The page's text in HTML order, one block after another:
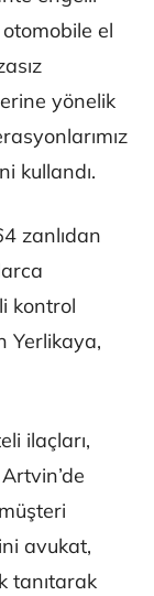
el
yönelik
kullandı.
zanlıdan
kontrol
Yerlikaya,
ilaçları,
avukat,
tanıtarak